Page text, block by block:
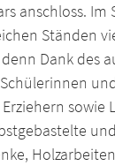
anschloss.
Ständen
Dank des
sowie